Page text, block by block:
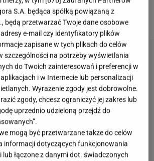
z siłowni, z cateringiem
w strojach sportowych.
S.A. będąca spółką powiązaną z
będą przetwarzać Twoje dane osobowe
e-mail czy identyfikatory plików
zapisane w tych plikach do celów
szczególności na potrzeby wyświetlania
do Twoich zainteresowań i preferencji w
i w Internecie lub personalizacji
Wyrażenie zgody jest dobrowolne.
zgody, chcesz ograniczyć jej zakres lub
uprzednio udzieloną przejdź do
mogą być przetwarzane także do celów
informacji dotyczących funkcjonowania
lub łączone z danymi dot. świadczonych